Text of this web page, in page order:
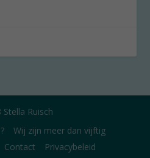
Ruisch
Wij zijn meer dan vijftig
Contact Privacybeleid